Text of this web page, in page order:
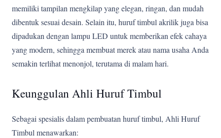
memiliki tampilan mengkilap yang elegan, ringan, dan mudah
dibentuk sesuai desain. Selain itu, huruf timbul akrilik juga bisa
dipadukan dengan lampu LED untuk memberikan efek cahaya
yang modern, sehingga membuat merek atau nama usaha Anda
semakin terlihat menonjol, terutama di malam hari.
Keunggulan Ahli Huruf Timbul
Sebagai spesialis dalam pembuatan huruf timbul, Ahli Huruf
Timbul menawarkan: